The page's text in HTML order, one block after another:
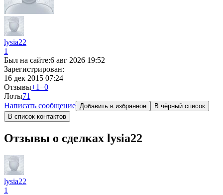
lysia22
1
Был на сайте:6 авг 2026 19:52
Зарегистрирован:
16 дек 2015 07:24
Отзывы+1−0
Лоты71
Написать сообщение Добавить в избранное
В чёрный список
В список контактов
Отзывы о сделках lysia22
lysia22
1